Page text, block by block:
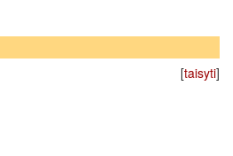
[taisyti]